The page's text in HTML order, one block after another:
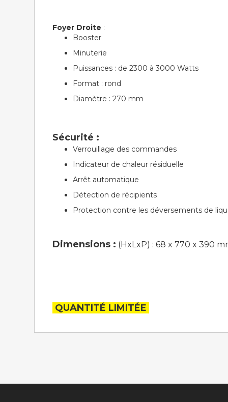
Foyer Droite :
Booster
Minuterie
Puissances : de 2300 à 3000 Watts
Format : rond
Diamètre : 270 mm
Sécurité :
Verrouillage des commandes
Indicateur de chaleur résiduelle
Arrêt automatique
Détection de récipients
Protection contre les déversements de
Dimensions : (HxLxP) : 68 x 770 x 390
QUANTITÉ LIMITÉE